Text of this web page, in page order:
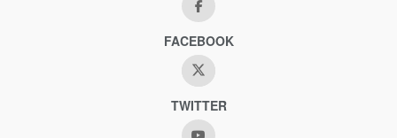
FACEBOOK
TWITTER